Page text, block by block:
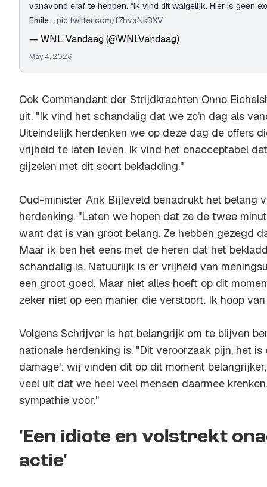
vanavond eraf te hebben. “Ik vind dit walgelijk. Hier is geen
Emile… pic.twitter.com/f7hvaNkBXV
— WNL Vandaag (@WNLVandaag)
May 4, 2026
Ook Commandant der Strijdkrachten Onno
uit. "Ik vind het schandalig dat we zo’n dag als
Uiteindelijk herdenken we op deze dag de offers
vrijheid te laten leven. Ik vind het onacceptabel
gijzelen met dit soort bekladding."
Oud-minister Ank Bijleveld benadrukt het belang
herdenking. "Laten we hopen dat ze de twee
want dat is van groot belang. Ze hebben gezegd
Maar ik ben het eens met de heren dat het
schandalig is. Natuurlijk is er vrijheid van
een groot goed. Maar niet alles hoeft op dit
zeker niet op een manier die verstoort. Ik hoop
Volgens Schrijver is het belangrijk om te blijven
nationale herdenking is. "Dit veroorzaak pijn, het
damage': wij vinden dit op dit moment
veel uit dat we heel veel mensen daarmee
sympathie voor."
'Een idiote en volstrekt
actie'